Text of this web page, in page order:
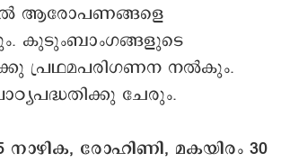
ആരോപണങ്ങളെ
കുടുംബാംഗങ്ങളുടെ
പ്രഥമപരിഗണന നൽകും.
ചേരും.
നാഴിക, രോഹിണി, മകയിരം 30